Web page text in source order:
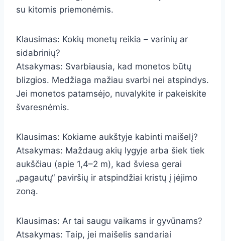
su kitomis priemonėmis.
Klausimas: Kokių monetų reikia – varinių ar
sidabrinių?
Atsakymas: Svarbiausia, kad monetos būtų
blizgios. Medžiaga mažiau svarbi nei atspindys.
Jei monetos patamsėjo, nuvalykite ir pakeiskite
švaresnėmis.
Klausimas: Kokiame aukštyje kabinti maišelį?
Atsakymas: Maždaug akių lygyje arba šiek tiek
aukščiau (apie 1,4–2 m), kad šviesa gerai
„pagautų“ paviršių ir atspindžiai kristų į įėjimo
zoną.
Klausimas: Ar tai saugu vaikams ir gyvūnams?
Atsakymas: Taip, jei maišelis sandariai